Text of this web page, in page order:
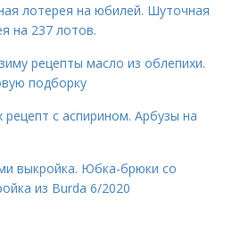
лотерея на юбилей. Шуточная
на 237 лотов.
рецепты масло из облепихи.
подборку
рецепт с аспирином. Арбузы на
выкройка. Юбка-брюки со
из Burda 6/2020